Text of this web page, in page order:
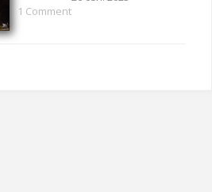
1 Comment